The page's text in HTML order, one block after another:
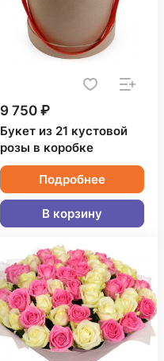
9 750 ₽
Букет из 21 кустовой
розы в коробке
Подробнее
В корзину